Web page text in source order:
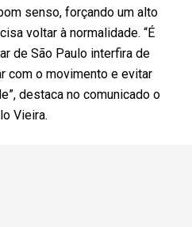
senso, forçando um alto
voltar à normalidade. “É
de São Paulo interfira de
com o movimento e evitar
destaca no comunicado o
Vieira.